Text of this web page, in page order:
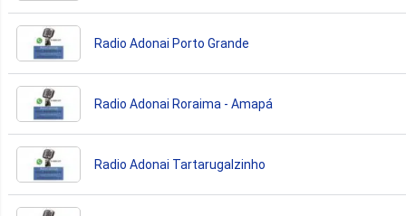
Radio Adonai Porto Grande
Radio Adonai Roraima - Amapá
Radio Adonai Tartarugalzinho